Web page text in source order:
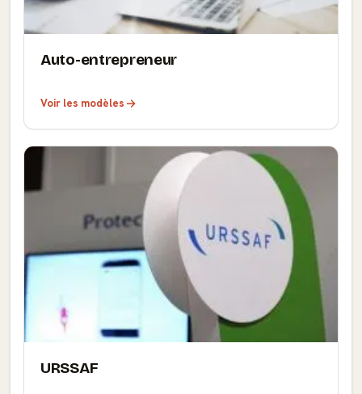
Auto-entrepreneur
Voir les modèles
URSSAF